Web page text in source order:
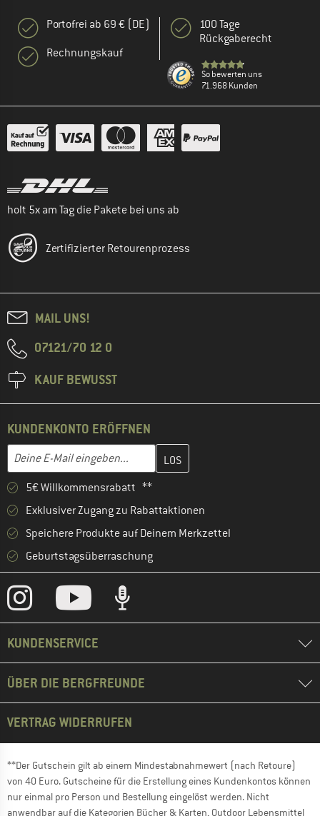
Portofrei ab 69 € (DE)
Rechnungskauf
100 Tage
Rückgaberecht
So bewerten uns
71.968 Kunden
holt 5x am Tag die Pakete bei uns ab
Zertifizierter Retourenprozess
MAIL UNS!
07121/70 12 0
KAUF BEWUSST
KUNDENKONTO ERÖFFNEN
E-Mail-Adresse
Gib hier deine E-Mail-Adresse ein und erstelle im nächsten
5€ Willkommensrabatt **
Exklusiver Zugang zu Rabattaktionen
Speichere Produkte auf Deinem Merkzettel
Geburtstagsüberraschung
KUNDENSERVICE
ÜBER DIE BERGFREUNDE
VERTRAG WIDERRUFEN
**Der Gutschein gilt ab einem Mindestabnahmewert (nach Retoure)
von 40 Euro. Gutscheine für die Erstellung eines Kundenkontos können
nur einmal pro Person und Bestellung eingelöst werden. Nicht
anwendbar auf die Kategorien Bücher & Karten, Outdoor Lebensmittel